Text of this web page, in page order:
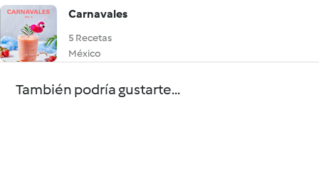
Carnavales
5 Recetas
México
También podría gustarte...